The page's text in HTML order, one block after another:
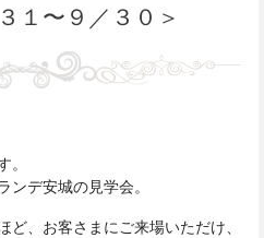
１〜９／３０＞
。
ンデ安城の見学会。
、お客さまにご来場いただけ、